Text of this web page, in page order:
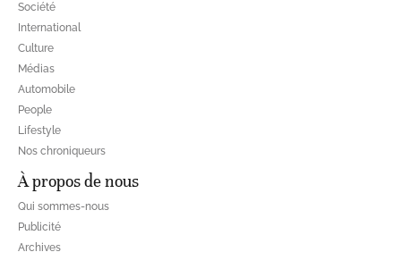
Société
International
Culture
Médias
Automobile
People
Lifestyle
Nos chroniqueurs
À propos de nous
Qui sommes-nous
Publicité
Archives